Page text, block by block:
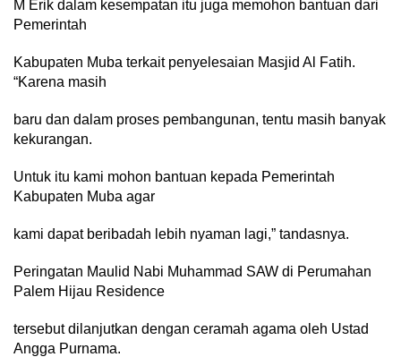
M Erik dalam kesempatan itu juga memohon bantuan dari
Pemerintah
Kabupaten Muba terkait penyelesaian Masjid Al Fatih.
“Karena masih
baru dan dalam proses pembangunan, tentu masih banyak
kekurangan.
Untuk itu kami mohon bantuan kepada Pemerintah
Kabupaten Muba agar
kami dapat beribadah lebih nyaman lagi,” tandasnya.
Peringatan Maulid Nabi Muhammad SAW di Perumahan
Palem Hijau Residence
tersebut dilanjutkan dengan ceramah agama oleh Ustad
Angga Purnama.